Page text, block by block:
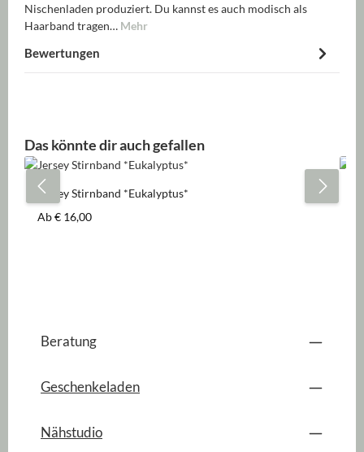
Nischenladen produziert. Du kannst es auch modisch als
Haarband tragen… Mehr
Bewertungen
Produktgalerie überspringen
Das könnte dir auch gefallen
Jersey Stirnband *Eukalyptus*
Regulärer Preis:
Ab€ 16,00
Beratung
Geschenkeladen
Nähstudio